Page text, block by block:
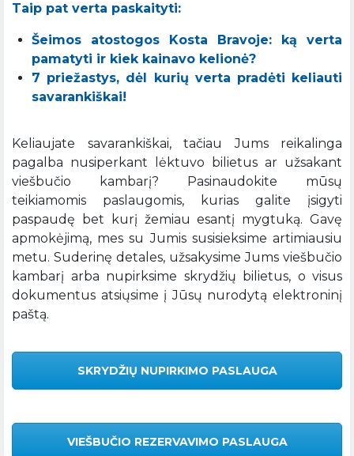
Taip pat verta paskaityti:
Šeimos atostogos Kosta Bravoje: ką verta
pamatyti ir kiek kainavo kelionė?
7 priežastys, dėl kurių verta pradėti keliauti
savarankiškai!
Keliaujate savarankiškai, tačiau Jums reikalinga
pagalba nusiperkant lėktuvo bilietus ar užsakant
viešbučio kambarį? Pasinaudokite mūsų
teikiamomis paslaugomis, kurias galite įsigyti
paspaudę bet kurį žemiau esantį mygtuką. Gavę
apmokėjimą, mes su Jumis susisieksime artimiausiu
metu. Suderinę detales, užsakysime Jums viešbučio
kambarį arba nupirksime skrydžių bilietus, o visus
dokumentus atsiųsime į Jūsų nurodytą elektroninį
paštą.
SKRYDŽIŲ NUPIRKIMO PASLAUGA
VIEŠBUČIO REZERVAVIMO PASLAUGA